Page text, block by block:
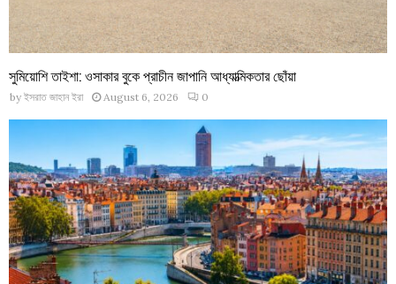
সুমিয়োশি তাইশা: ওসাকার বুকে প্রাচীন জাপানি আধ্যাত্মিকতার ছোঁয়া
by ইসরাত জাহান ইরা August 6, 2026 0